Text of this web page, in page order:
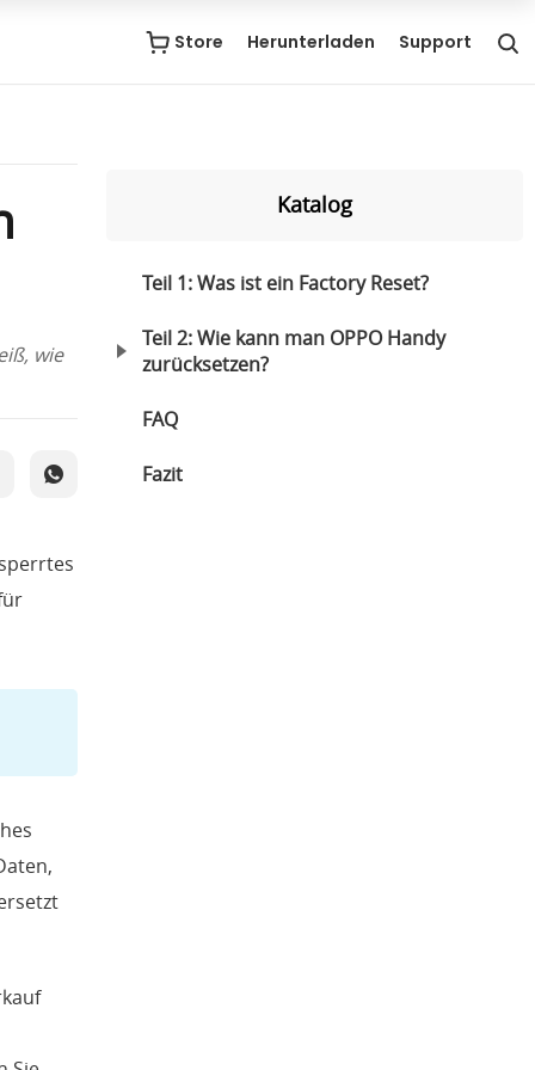
Store Herunterladen Support
wie
Katalog
Teil 1: Was ist ein Factory Reset?
Teil 2: Wie kann man OPPO Handy
zurücksetzen?
FAQ
Fazit